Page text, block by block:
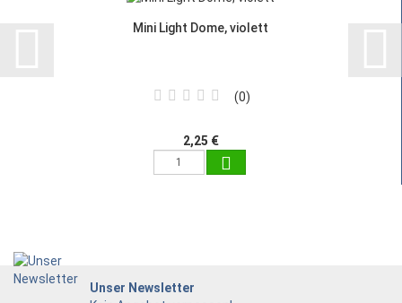
Mini Light Dome, violett
0
2,25 €
Unser Newsletter